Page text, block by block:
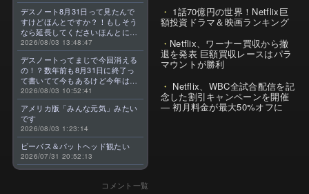
デスノート8月31日って見たんで
すけどほんとですか？！もしそう
なら延長してくださいほんとに大
好きなんです😭
2026/08/03 13:48:47
デスノートってまじで今回消える
の！？数年前も8月31日に終了っ
て書いてて今もあるけど今年はま
じのやつ！？よくわからん！！で
きればなくならないでほしい！平
成アニメを振り返らせてくれっ
っ！！！！！！！
2026/08/03 10:52:41
アメリカ版「みんな元気」みたい
です
2026/08/03 1:23:14
ビーバス＆バットヘッド観たい
2026/07/31 20:52:13
コメント一覧
1話70億円の世界！Netflix巨
額投資ドラマ＆映画ランキング
Netflix、ワーナー買収から撤
退を発表 巨額買収レースはパラ
マウントが勝利
Netflix、WBC全試合配信を記
念した割引キャンペーンを開催
— 初月料金が最大50%オフに